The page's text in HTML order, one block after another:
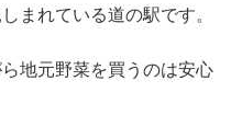
まれている道の駅です。
地元野菜を買うのは安心